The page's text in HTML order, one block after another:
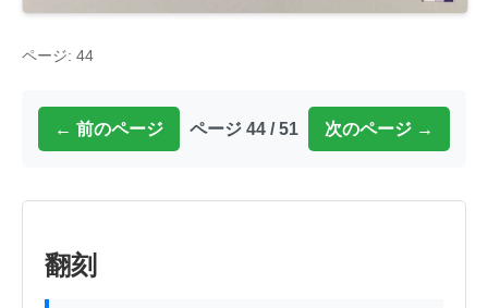
ページ: 44
← 前のページ ページ 44 / 51 次のページ →
翻刻